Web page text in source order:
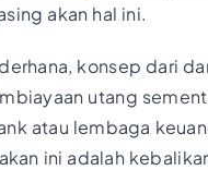
akan hal ini.
konsep dari
utang
atau lembaga
ini adalah